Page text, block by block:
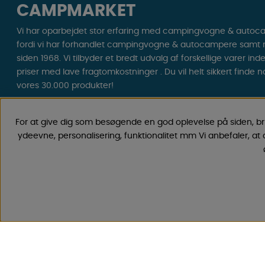
CAMPMARKET
Vi har oparbejdet stor erfaring med campingvogne &
fordi vi har forhandlet campingvogne & autocampere samt
siden 1968. Vi tilbyder et bredt udvalg af forskellige varer
priser med lave fragtomkostninger . Du vil helt sikkert finde
vores 30.000 produkter!
Campinglivet begynder hos os!
For at give dig som besøgende en god oplevelse på siden,
ydeevne, personalisering, funktionalitet mm Vi anbefaler,